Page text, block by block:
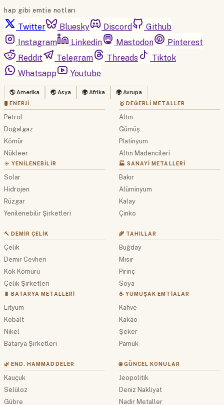
hap gibi emtia notları
Twitter Bluesky Discord
Github
Instagram
Linkedin Mastodon
Pinterest
Reddit
Telegram Threads
Tiktok
Whatsapp
Youtube
🌎 Amerika 🌏 Asya 🌍 Afrika 🌍 Avrupa
🛢 ENERJI
Petrol
Doğalgaz
Kömür
Nükleer
☀️ YENILENEBILIR
Solar
Hidrojen
Rüzgar
Yenilenebilir Şirketleri
🥇 DEĞERLI METALLER
Altın
Gümüş
Platinyum
Altın Madencileri
🏭 SANAYI METALLERI
Bakır
Alüminyum
Kalay
Çinko
🔨 DEMIR ÇELIK
Çelik
Demir Cevheri
Kok Kömürü
Çelik Şirketleri
🔋 BATARYA METALLERI
Lityum
Kobalt
Nikel
Batarya Şirketleri
🌾 TAHILLAR
Buğday
Mısır
Pirinç
Soya
☕ YUMUŞAK EMTIALAR
Kahve
Kakao
Şeker
Pamuk
🌿 END. HAMMADDELER
Kauçuk
Selüloz
Gübre
🌐 GÜNCEL KONULAR
Jeopolitik
Deniz Nakliyat
Nadir Metaller